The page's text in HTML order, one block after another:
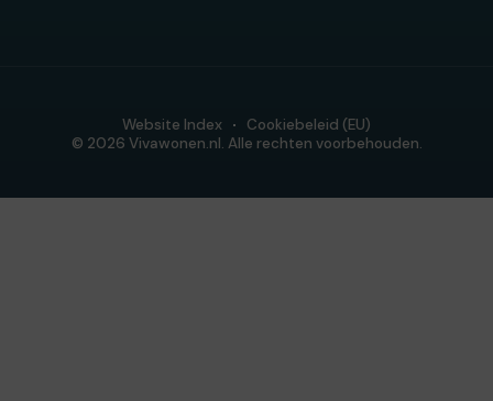
© 2026 Vivawonen.nl. Alle rechten voorbehouden.
Website Index Cookiebeleid (EU)